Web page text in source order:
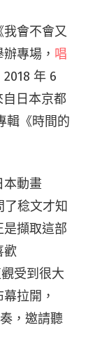
我會不會又
專場， 唱
2018 年 6
自日本京都
輯《時間的
本動畫
稔文才知
擷取這部
歡
受到很大
拉開，
，邀請聽